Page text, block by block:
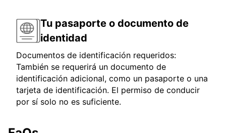
Tu pasaporte o documento de
identidad
Documentos de identificación requeridos:
También se requerirá un documento de
identificación adicional, como un pasaporte o una
tarjeta de identificación. El permiso de conducir
por sí solo no es suficiente.